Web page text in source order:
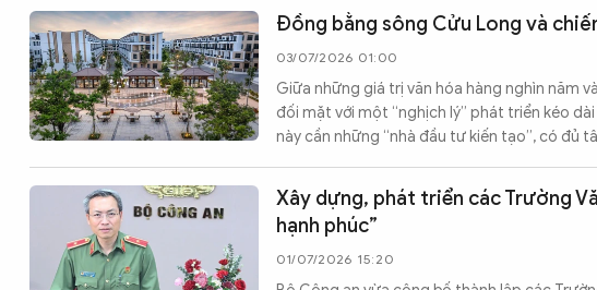
Đồng bằng sông Cửu Long và
03/07/2026 01:00
Giữa những giá trị văn hóa hàng nghìn năm
đối mặt với một “nghịch lý” phát triển kéo
này cần những “nhà đầu tư kiến tạo”, có đủ
Xây dựng, phát triển các Trường
hạnh phúc”
01/07/2026 15:20